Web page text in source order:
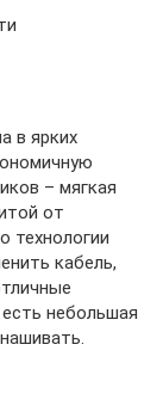
в ярких
– мягкая
от
технологии
кабель,
небольшая